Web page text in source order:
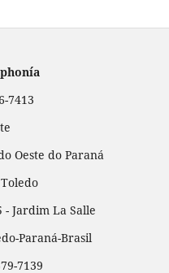
7413
Oeste do Paraná
- Jardim La Salle
Paraná-Brasil
7139